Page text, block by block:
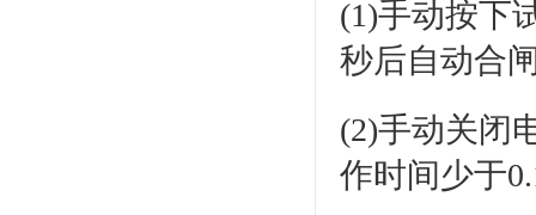
(1)手动按下
秒后自动合
(2)手动关闭
作时间少于